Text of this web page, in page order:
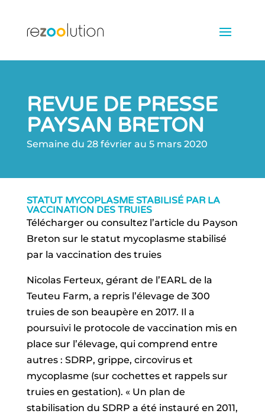
REVUE DE PRESSE
PAYSAN BRETON
Semaine du 28 février au 5 mars 2020
STATUT MYCOPLASME STABILISÉ PAR LA
VACCINATION DES TRUIES
Télécharger ou consultez l’article du Payson
Breton sur le statut mycoplasme stabilisé
par la vaccination des truies
Nicolas Ferteux, gérant de l’EARL de la
Teuteu Farm, a repris l’élevage de 300
truies de son beaupère en 2017. Il a
poursuivi le protocole de vaccination mis en
place sur l’élevage, qui comprend entre
autres : SDRP, grippe, circovirus et
mycoplasme (sur cochettes et rappels sur
truies en gestation). « Un plan de
stabilisation du SDRP a été instauré en 2011,